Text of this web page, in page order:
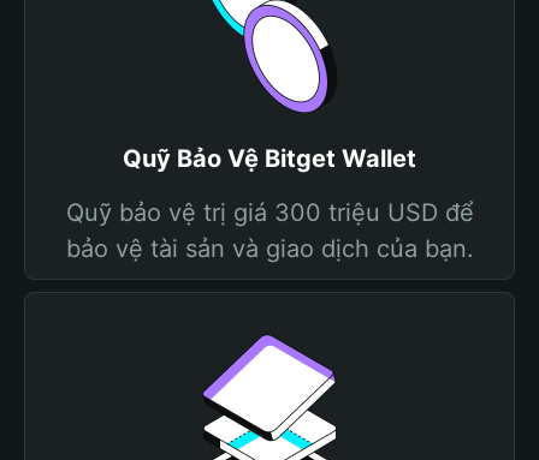
Quỹ Bảo Vệ Bitget Wallet
Quỹ bảo vệ trị giá 300 triệu USD để
bảo vệ tài sản và giao dịch của bạn.